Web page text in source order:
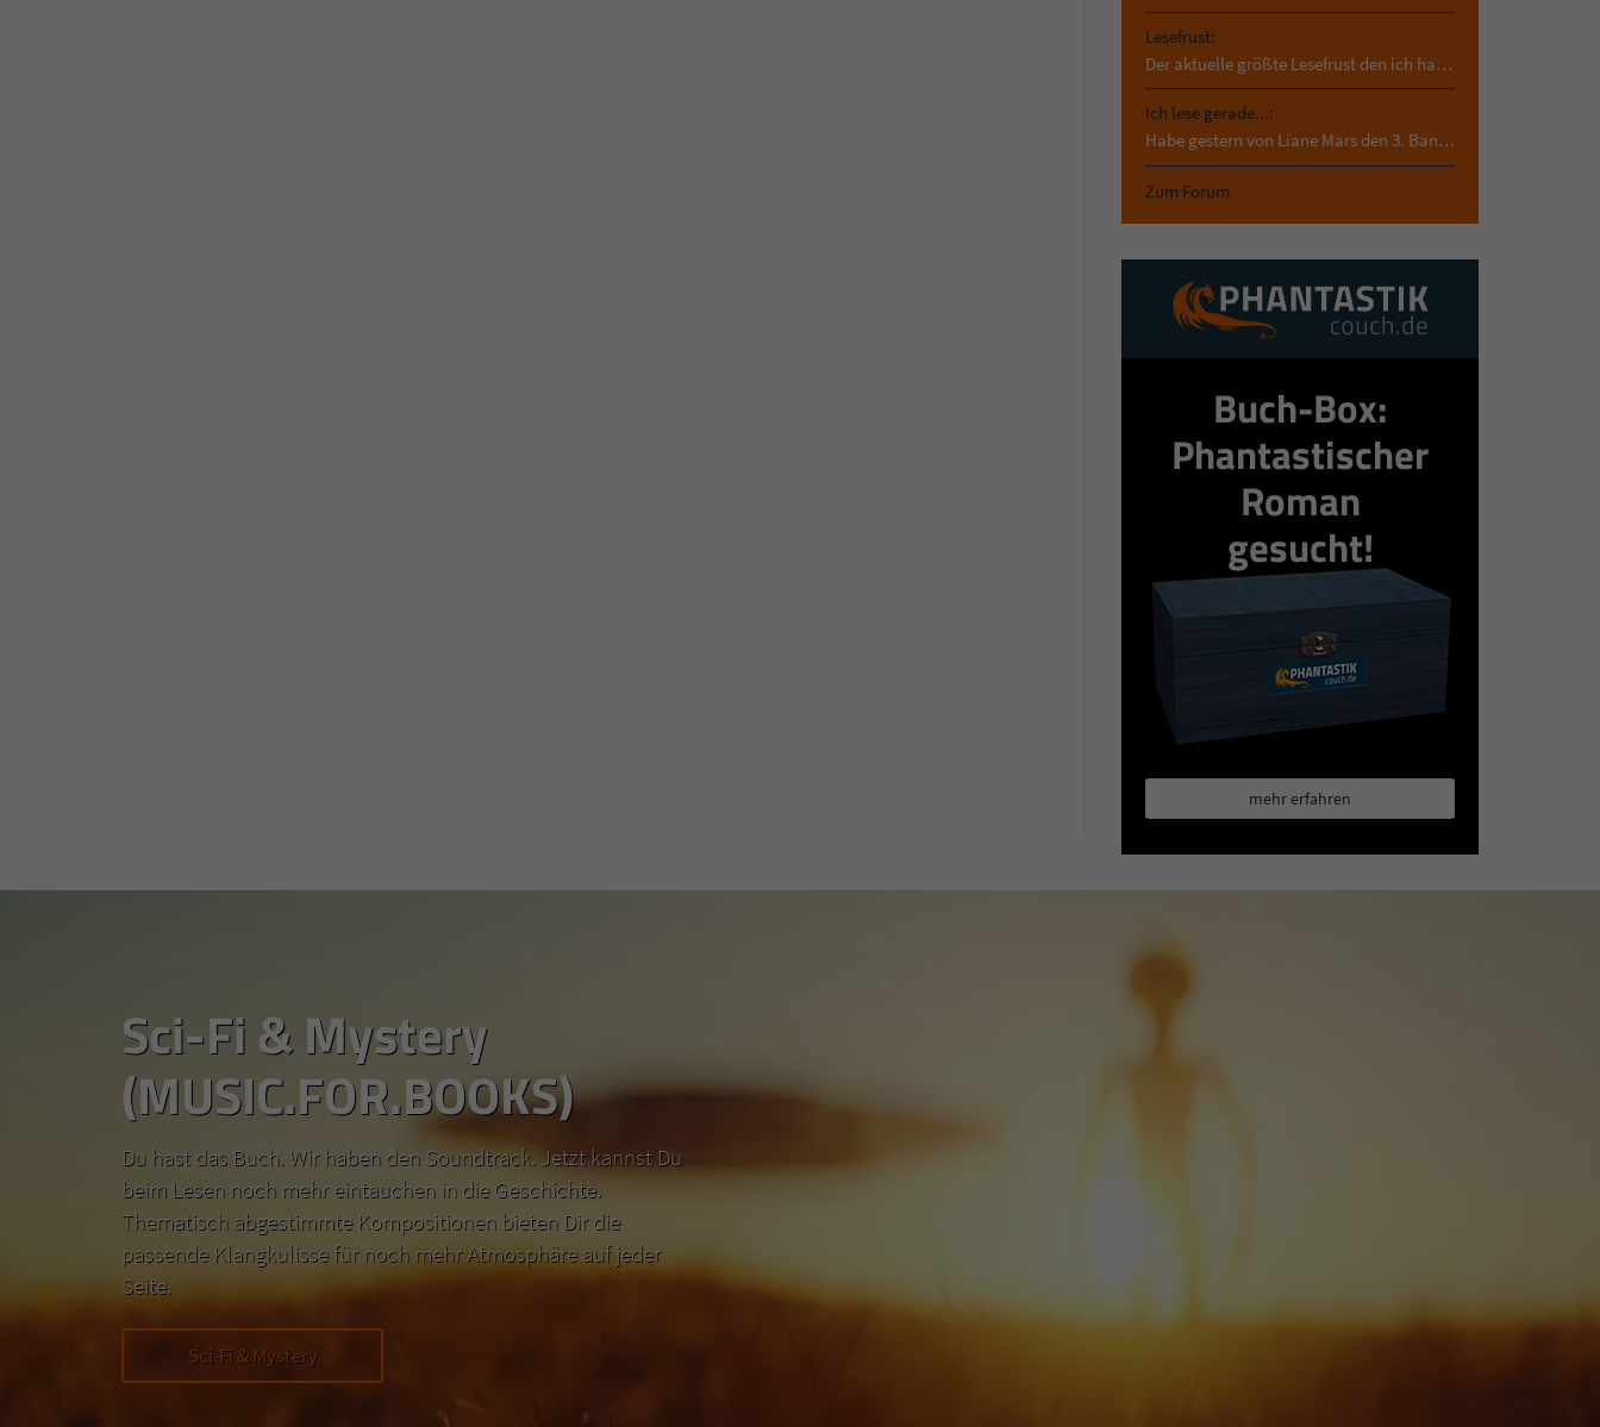
Lesefrust:
Der aktuelle größte Lesefrust den ich habe und der…
Ich lese gerade...:
Habe gestern von Liane Mars den 3. Band von asrai…
Zum Forum
Buch-Box:
Phantastischer
Roman
gesucht!
mehr erfahren
Sci-Fi & Mystery
(MUSIC.FOR.BOOKS)
Du hast das Buch. Wir haben den Soundtrack. Jetzt kannst Du
beim Lesen noch mehr eintauchen in die Geschichte.
Thematisch abgestimmte Kompositionen bieten Dir die
passende Klangkulisse für noch mehr Atmosphäre auf jeder
Seite.
Sci-Fi & Mystery